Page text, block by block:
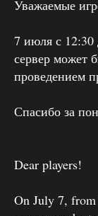
Уважаемые
7 июля с 12:30
сервер может
проведением
Спасибо за
Dear players!
On July 7,